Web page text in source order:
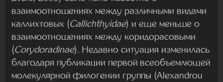
взаимоотношениях между различными видами
каллихтовых (Callichthyidae) и еще меньше о
взаимоотношениях между коридорасовыми
(Corydoradinae). Недавно ситуация изменилась
благодаря публикации первой всеобъемлющей
молекулярной филогении группы (Alexandrou